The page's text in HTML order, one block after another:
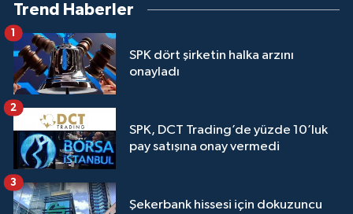
Trend Haberler
SPK dört şirketin halka arzını
onayladı
1
SPK, DCT Trading’de yüzde 10’luk
pay satışına onay vermedi
2
Şekerbank hissesi için dokuzuncu
3